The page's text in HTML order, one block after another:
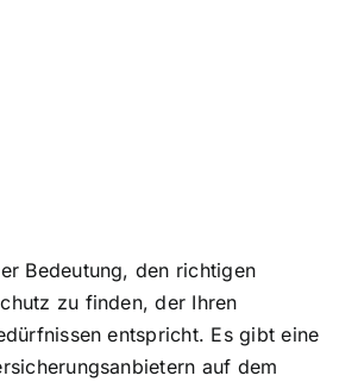
Bedeutung, den richtigen
zu finden, der Ihren
entspricht. Es gibt eine
auf dem